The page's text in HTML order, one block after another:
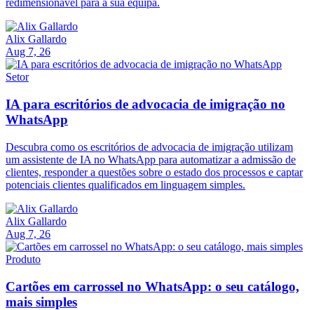
redimensionável para a sua equipa.
Alix Gallardo
Aug 7, 26
Setor
IA para escritórios de advocacia de imigração no
WhatsApp
Descubra como os escritórios de advocacia de imigração utilizam
um assistente de IA no WhatsApp para automatizar a admissão de
clientes, responder a questões sobre o estado dos processos e captar
potenciais clientes qualificados em linguagem simples.
Alix Gallardo
Aug 7, 26
Produto
Cartões em carrossel no WhatsApp: o seu catálogo,
mais simples